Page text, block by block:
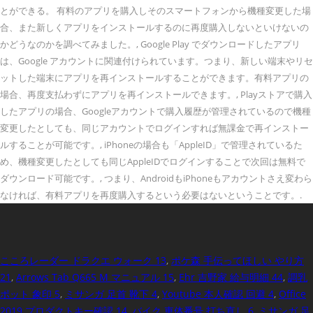
とができる。 有料のアプリを購入しそのスマートフォンから機種変更した場
合、また新しくアプリをインストールするのに再度購入しないといけないの
かどうなのかを調べてみました。, Google Play でダウンロードしたアプリ
は、Google アカウントに関連付けられています。つまり、新しい端末やリセ
ットした端末にアプリを再インストールすることができます。有料アプリの
場合、再度支払わずにアプリを再インストールできます。, Playストアで購入
したアプリの場合、Googleアカウントで購入履歴が管理されているので機種
変更したとしても、同じアカウントでログインすれば無課金で再インストー
ルすることが可能です。, iPhoneの場合も「AppleID」で管理されているた
め、機種変更したとしても同じAppleIDでログインすることで次回は無料で
ダウンロード可能です。, つまり、AndroidもiPhoneもアカウントさえ変わら
なければ、有料アプリを再度購入するという必要はないということです。.
こころレーダー ドラクエ ウォーク 13, ポケ森 手伝ってほしい やり方
21 , Arrows Tab Q665 M マニュアル 15, Ehr 吉野家 給与明細 44, 調乳
ポット 象印 5, ミサンガ 足首 靴下 4, Youtube 本人確認 回避 4, Office